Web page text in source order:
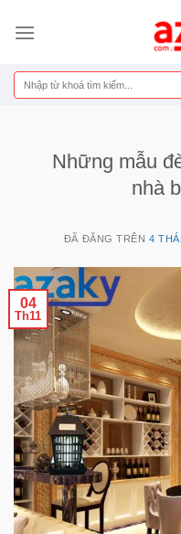
đến
dung
Tìm
kiếm:
Những mẫu
nhà
ĐÃ ĐĂNG TRÊN4
04
Th11